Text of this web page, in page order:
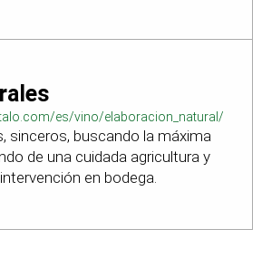
es/vino/elaboracion_natural/
sinceros, buscando la máxima
de una cuidada agricultura y
en bodega.